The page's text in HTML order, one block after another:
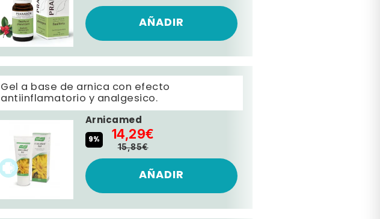
AÑADIR
Gel a base de arnica con efecto
antiinflamatorio y analgesico.
Arnicamed
9% 14,29€
15,85€
AÑADIR